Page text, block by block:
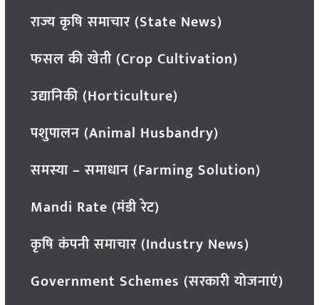
राज्य कृषि समाचार (State News)
फसल की खेती (Crop Cultivation)
उद्यानिकी (Horticulture)
पशुपालन (Animal Husbandry)
समस्या – समाधान (Farming Solution)
Mandi Rate (मंडी रेट)
कृषि कंपनी समाचार (Industry News)
Government Schemes (सरकारी योजनाएं)